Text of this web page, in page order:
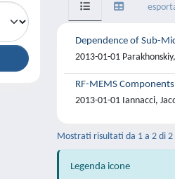
Dependence of Sub-
2013-01-01
RF-MEMS
2013-01-01 Iannacci,
Mostrati risultati da 1 a 2 di 2
Legenda icone